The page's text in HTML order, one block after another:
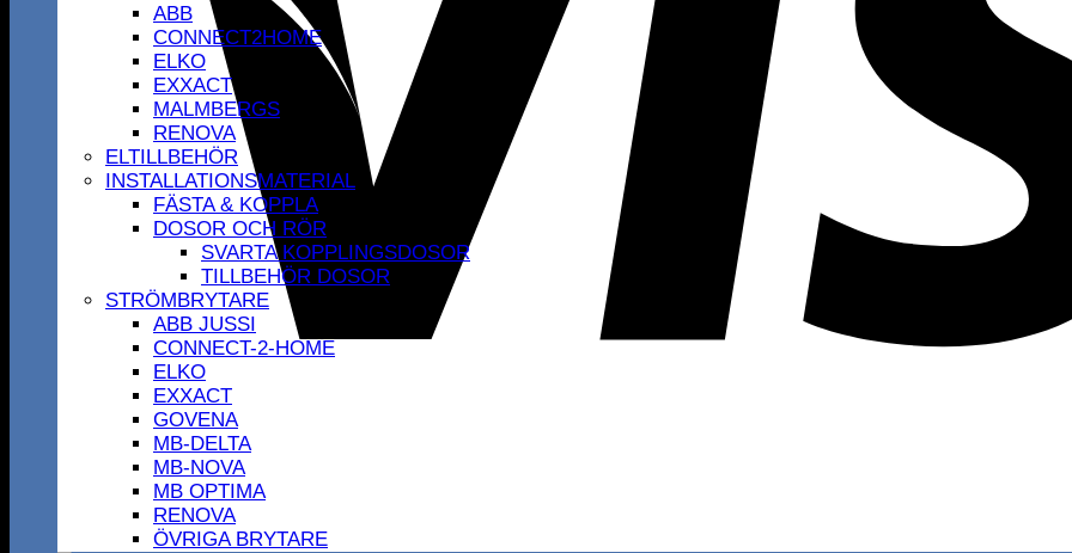
ABB
CONNECT2HOME
ELKO
EXXACT
MALMBERGS
RENOVA
ELTILLBEHÖR
INSTALLATIONSMATERIAL
FÄSTA & KOPPLA
DOSOR OCH RÖR
SVARTA KOPPLINGSDOSOR
TILLBEHÖR DOSOR
STRÖMBRYTARE
ABB JUSSI
CONNECT-2-HOME
ELKO
EXXACT
GOVENA
MB-DELTA
MB-NOVA
MB OPTIMA
RENOVA
ÖVRIGA BRYTARE